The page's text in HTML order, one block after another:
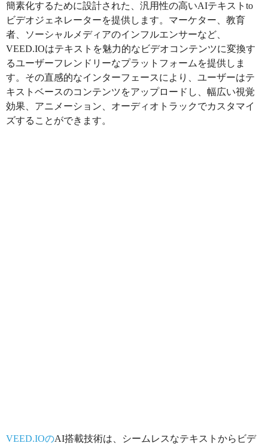
簡素化するために設計された、汎用性の高いAIテキストto
ビデオジェネレーターを提供します。マーケター、教育
者、ソーシャルメディアのインフルエンサーなど、
VEED.IOはテキストを魅力的なビデオコンテンツに変換す
るユーザーフレンドリーなプラットフォームを提供しま
す。その直感的なインターフェースにより、ユーザーはテ
キストベースのコンテンツをアップロードし、幅広い視覚
効果、アニメーション、オーディオトラックでカスタマイ
ズすることができます。
VEED.IOのAI搭載技術は、シームレスなテキストからビデ